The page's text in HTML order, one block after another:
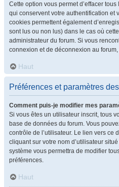
Cette option vous permet d’effacer
qui conservent votre authentification et
cookies permettent également
sont lus ou non lus) dans le cas où
administrateur du forum. Si vous
connexion et de déconnexion au
Haut
Préférences et paramètres
Comment puis-je modifier mes
Si vous êtes un utilisateur inscrit, tous
base de données du forum. Vous
contrôle de l’utilisateur. Le lien vers ce
cliquant sur votre nom d’utilisateur
système vous permettra de modifier
préférences.
Haut